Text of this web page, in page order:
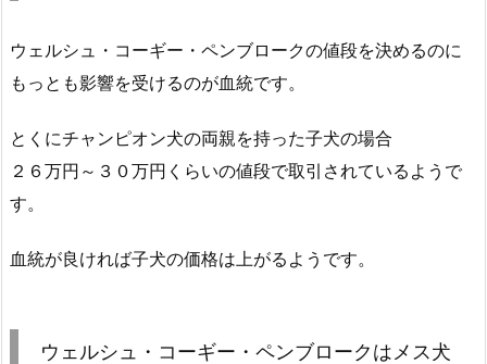
ウェルシュ・コーギー・ペンブロークの値段を決めるのに
もっとも影響を受けるのが血統です。
とくにチャンピオン犬の両親を持った子犬の場合
２６万円～３０万円くらいの値段で取引されているようで
す。
血統が良ければ子犬の価格は上がるようです。
ウェルシュ・コーギー・ペンブロークはメス犬